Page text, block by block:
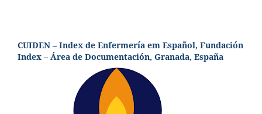
CUIDEN – Index de Enfermería em Español, Fundación
Index – Área de Documentación, Granada, España